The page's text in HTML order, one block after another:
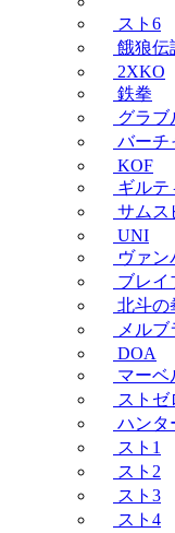
スト6
餓狼伝
2XKO
鉄拳
グラブ
バーチ
KOF
ギルテ
サムス
UNI
ヴァン
ブレイ
北斗の
メルブ
DOA
マーベ
ストゼ
ハンタ
スト1
スト2
スト3
スト4